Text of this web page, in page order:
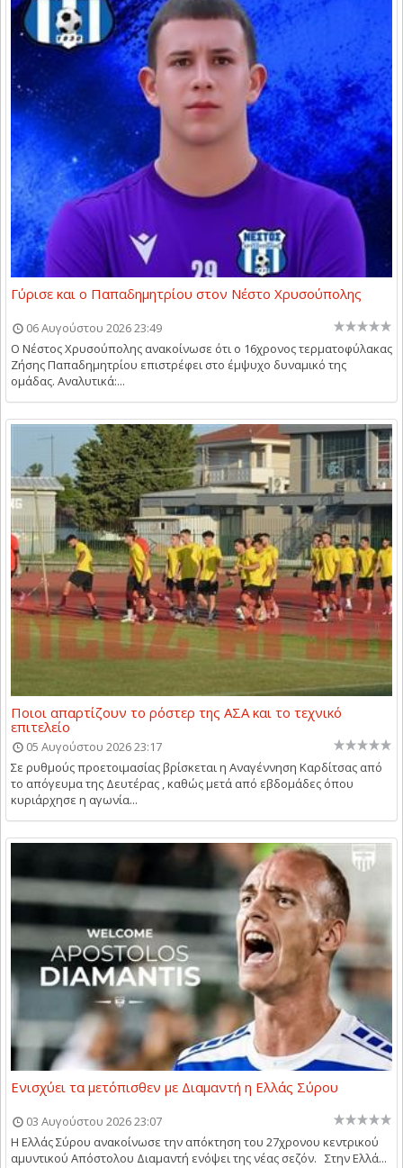
Γύρισε και ο Παπαδημητρίου στον Νέστο Χρυσούπολης
06 Αυγούστου 2026 23:49
Ο Νέστος Χρυσούπολης ανακοίνωσε ότι ο 16χρονος τερματοφύλακας
Ζήσης Παπαδημητρίου επιστρέφει στο έμψυχο δυναμικό της
ομάδας. Αναλυτικά:...
Ποιοι απαρτίζουν το ρόστερ της ΑΣΑ και το τεχνικό
επιτελείο
05 Αυγούστου 2026 23:17
Σε ρυθμούς προετοιμασίας βρίσκεται η Αναγέννηση Καρδίτσας από
το απόγευμα της Δευτέρας , καθώς μετά από εβδομάδες όπου
κυριάρχησε η αγωνία...
Ενισχύει τα μετόπισθεν με Διαμαντή η Ελλάς Σύρου
03 Αυγούστου 2026 23:07
Η Ελλάς Σύρου ανακοίνωσε την απόκτηση του 27χρονου κεντρικού
αμυντικού Απόστολου Διαμαντή ενόψει της νέας σεζόν. Στην Ελλά...